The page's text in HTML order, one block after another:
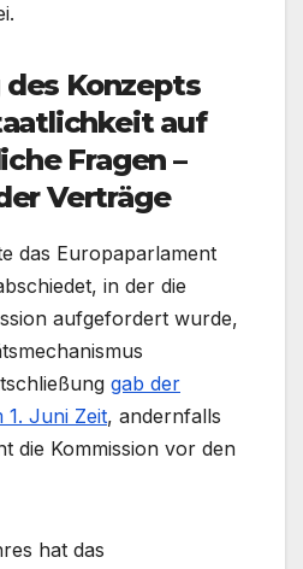
Konzepts
auf
Fragen –
Verträge
das Europaparlament
in der die
aufgefordert wurde,
gab der
1. Juni Zeit, andernfalls
die Kommission vor den
hat das